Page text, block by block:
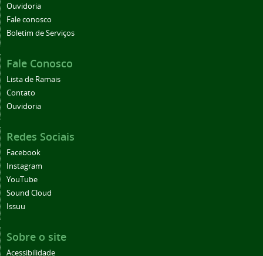
Ouvidoria
Fale conosco
Boletim de Serviços
Fale Conosco
Lista de Ramais
Contato
Ouvidoria
Redes Sociais
Facebook
Instagram
YouTube
Sound Cloud
Issuu
Sobre o site
Acessibilidade